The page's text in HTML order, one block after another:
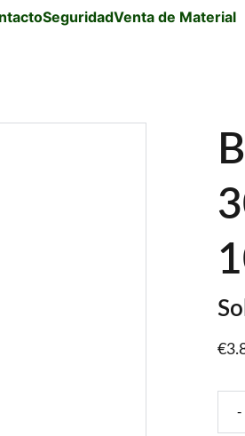
SeguridadVenta de Material
-